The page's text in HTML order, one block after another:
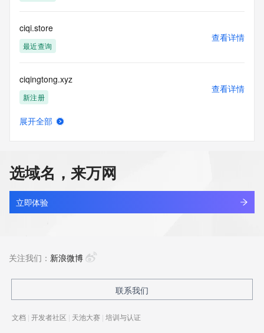
ciqi.store
最近查询
查看详情
ciqingtong.xyz
新注册
查看详情
ciqomdz.cn
最近查询
查看详情
最近查询
展开全部
选域名，来万网
立即体验
关注我们： 新浪微博
联系我们
文档 | 开发者社区 | 天池大赛 | 培训与认证